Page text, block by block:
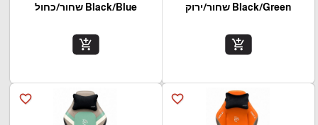
Black/Green שחור/ירוק
add_shopping_cart
Black/Blue שחור/כחול
add_shopping_cart
favorite_border
favorite_border